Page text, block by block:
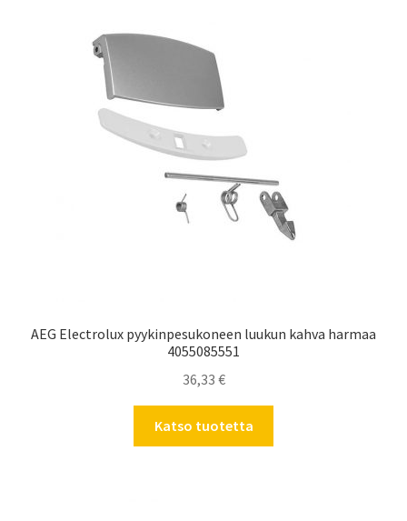
AEG Electrolux pyykinpesukoneen luukun kahva harmaa
4055085551
36,33 €
Katso tuotetta